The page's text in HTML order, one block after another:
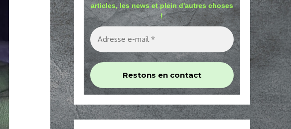
articles, les news et plein d'autres choses
!